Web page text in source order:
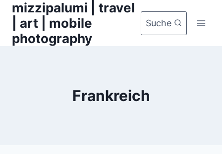
Zum
Inhalt
springen
mizzipalumi | travel
| art | mobile
photography
Suche
Frankreich